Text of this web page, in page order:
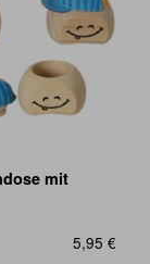
mit
5,95 €